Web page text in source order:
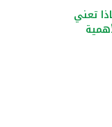
تعني